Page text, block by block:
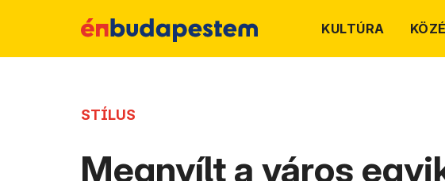
KULTÚRA
STÍLUS
Megnyílt a város